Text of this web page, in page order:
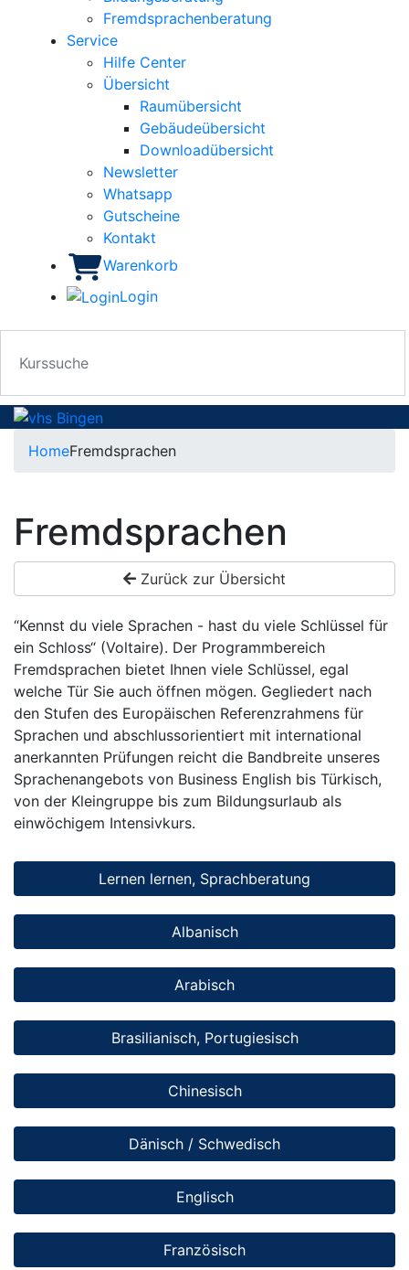
Fremdsprachenberatung
Service
Hilfe Center
Übersicht
Raumübersicht
Gebäudeübersicht
Downloadübersicht
Newsletter
Whatsapp
Gutscheine
Kontakt
Warenkorb
Login
HomeFremdsprachen
Fremdsprachen
Zurück zur Übersicht
“Kennst du viele Sprachen - hast du viele Schlüssel für
ein Schloss“ (Voltaire). Der Programmbereich
Fremdsprachen bietet Ihnen viele Schlüssel, egal
welche Tür Sie auch öffnen mögen. Gegliedert nach
den Stufen des Europäischen Referenzrahmens für
Sprachen und abschlussorientiert mit international
anerkannten Prüfungen reicht die Bandbreite unseres
Sprachenangebots von Business English bis Türkisch,
von der Kleingruppe bis zum Bildungsurlaub als
einwöchigem Intensivkurs.
Lernen lernen, Sprachberatung
Albanisch
Arabisch
Brasilianisch, Portugiesisch
Chinesisch
Dänisch / Schwedisch
Englisch
Französisch